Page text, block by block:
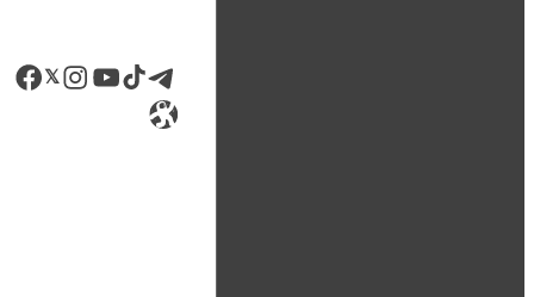
Facebook
LinkedIn
Instagram
YouTube
TikTok
Telegram
Enlace